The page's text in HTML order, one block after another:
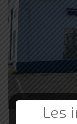
Les